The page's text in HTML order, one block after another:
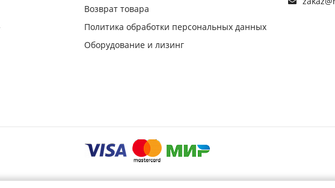
Возврат товара
Политика обработки персональных данных
Оборудование и лизинг